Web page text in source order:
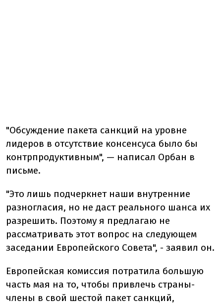
"Обсуждение пакета санкций на уровне
лидеров в отсутствие консенсуса было бы
контрпродуктивным", — написал Орбан в
письме.
"Это лишь подчеркнет наши внутренние
разногласия, но не даст реального шанса их
разрешить. Поэтому я предлагаю не
рассматривать этот вопрос на следующем
заседании Европейского Совета", - заявил он.
Европейская комиссия потратила большую
часть мая на то, чтобы привлечь страны-
члены в свой шестой пакет санкций,